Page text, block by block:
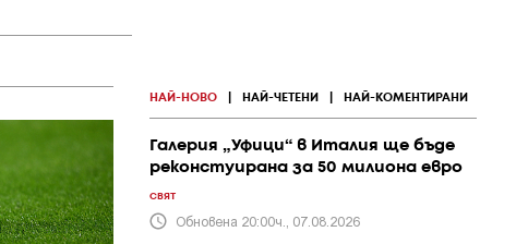
НАЙ-НОВО НАЙ-ЧЕТЕНИ НАЙ-КОМЕНТИРАНИ
Галерия „Уфици“ в Италия ще бъде
реконстуирана за 50 милиона евро
СВЯТ
Обновена 20:00ч., 07.08.2026